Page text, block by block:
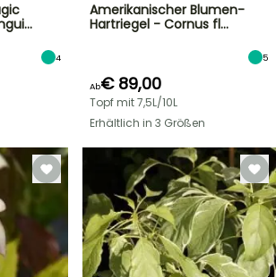
4
Amerikanischer Blumen-
Hartriegel - Cornus fl…
5
Ab€ 89,00
Topf mit 7,5L/10L
Erhältlich in 3 Größen